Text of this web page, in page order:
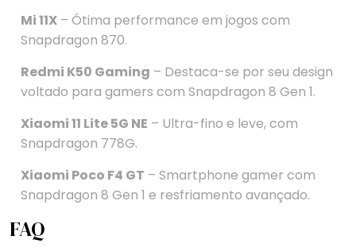
Mi 11X – Ótima performance em jogos com
Snapdragon 870.
Redmi K50 Gaming – Destaca-se por seu design
voltado para gamers com Snapdragon 8 Gen 1.
Xiaomi 11 Lite 5G NE – Ultra-fino e leve, com
Snapdragon 778G.
Xiaomi Poco F4 GT – Smartphone gamer com
Snapdragon 8 Gen 1 e resfriamento avançado.
FAQ